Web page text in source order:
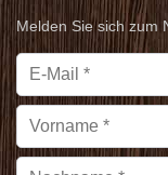
Melden Sie sich zum